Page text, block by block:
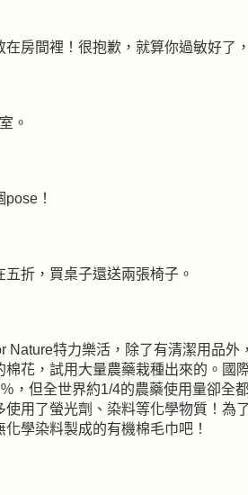
房間裡！很抱歉，就算你過敏好了
。
！
折，買桌子還送兩張椅子。
Nature特力樂活，除了有清潔用品外
棉花，試用大量農藥栽種出來的。國
，但全世界約1/4的農藥使用量卻全
用了螢光劑、染料等化學物質！為
學染料製成的有機棉毛巾吧！